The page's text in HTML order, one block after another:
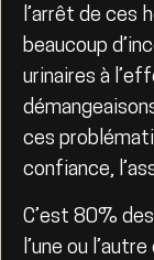
l’arrêt de ces
beaucoup
urinaires à
ces
confiance,
C’est 80%
l’une ou